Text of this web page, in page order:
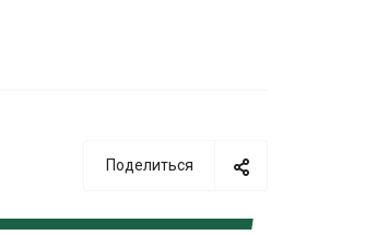
Поделиться